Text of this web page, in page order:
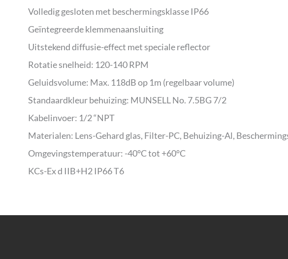
Volledig gesloten met beschermingsklasse IP66
Geïntegreerde klemmenaansluiting
Uitstekend diffusie-effect met speciale reflector
Rotatie snelheid: 120-140 RPM
Geluidsvolume: Max. 118dB op 1m (regelbaar volume)
Standaardkleur behuizing: MUNSELL No. 7.5BG 7/2
Kabelinvoer: 1/2 “NPT
Materialen: Lens-Gehard glas, Filter-PC, Behuizing-Al,
Omgevingstemperatuur: -40°C tot +60°C
KCs-Ex d IIB+H2 IP66 T6